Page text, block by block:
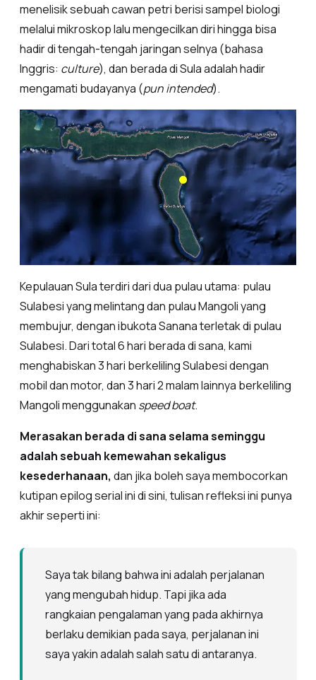
menelisik sebuah cawan petri berisi sampel biologi
melalui mikroskop lalu mengecilkan diri hingga bisa
hadir di tengah-tengah jaringan selnya (bahasa
Inggris: culture), dan berada di Sula adalah hadir
mengamati budayanya (pun intended).
Kepulauan Sula terdiri dari dua pulau utama: pulau
Sulabesi yang melintang dan pulau Mangoli yang
membujur, dengan ibukota Sanana terletak di pulau
Sulabesi. Dari total 6 hari berada di sana, kami
menghabiskan 3 hari berkeliling Sulabesi dengan
mobil dan motor, dan 3 hari 2 malam lainnya berkeliling
Mangoli menggunakan speed boat.
Merasakan berada di sana selama seminggu
adalah sebuah kemewahan sekaligus
kesederhanaan, dan jika boleh saya membocorkan
kutipan epilog serial ini di sini, tulisan refleksi ini punya
akhir seperti ini:
Saya tak bilang bahwa ini adalah perjalanan
yang mengubah hidup. Tapi jika ada
rangkaian pengalaman yang pada akhirnya
berlaku demikian pada saya, perjalanan ini
saya yakin adalah salah satu di antaranya.